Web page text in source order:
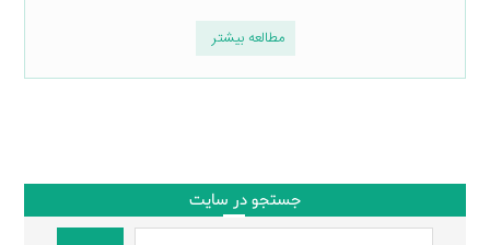
مطالعه بیشتر
جستجو در سایت